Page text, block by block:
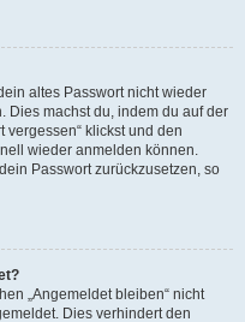
altes Passwort nicht wieder
Dies machst du, indem du auf der
vergessen“ klickst und den
wieder anmelden können.
Passwort zurückzusetzen, so
„Angemeldet bleiben“ nicht
Dies verhindert den